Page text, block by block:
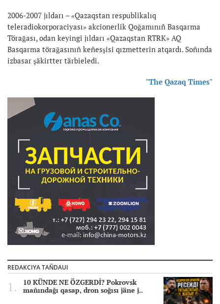
2006-2007 jıldarı – «Qazaqstan respublikalıq
teleradiokorporaciyası» akcionerlik Qoğamınıñ Basqarma
Törağası, odan keyingi jıldarı «Qazaqstan RTRK» AQ
Basqarma törağasınıñ keñesşisi qızmetterin atqardı. Soñında
izbasar şäkirtter tärbieledi.
"The Qazaq Times"
REDAKCIYA TAÑDAUI
10 KÜNDE NE ÖZGERDİ? Pokrovsk
mañındağı qasap, dron soğısı jäne j..